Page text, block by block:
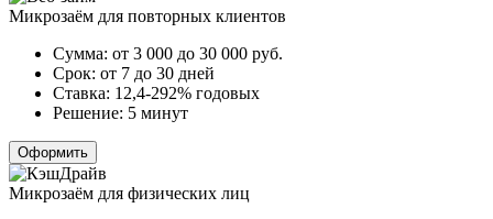
Микрозаём для повторных клиентов
Сумма: от 3 000 до 30 000 руб.
Срок: от 7 до 30 дней
Ставка: 12,4-292% годовых
Решение: 5 минут
Оформить
Микрозаём для физических лиц